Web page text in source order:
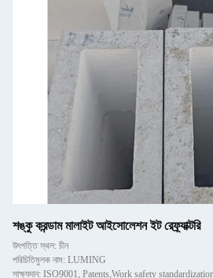
শঙ্কু করন্ডাম মালাইট আইসোলেশন ইট রেফ্র্যাক্টরি
উৎপত্তি স্থল: চীন
পরিচিতিমুলক নাম: LUMING
সাক্ষ্যদান: ISO9001, Patents,Work safety